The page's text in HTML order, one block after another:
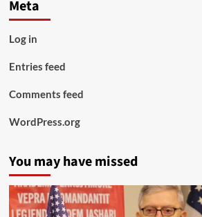
Meta
Log in
Entries feed
Comments feed
WordPress.org
You may have missed